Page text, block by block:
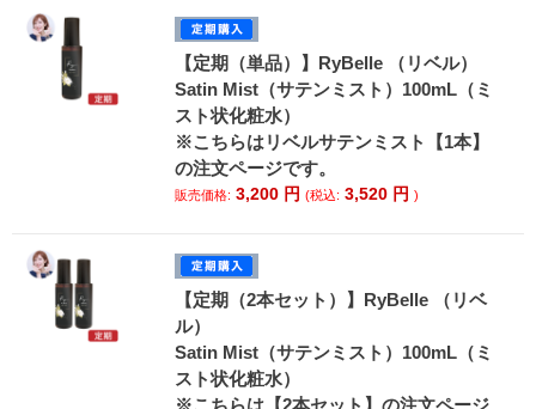
【定期（単品）】RyBelle （リベル）
Satin Mist（サテンミスト）100mL（ミ
スト状化粧水）
※こちらはリベルサテンミスト【1本】
の注文ページです。
販売価格: 3,200 円(税込: 3,520 円)
【定期（2本セット）】RyBelle （リベ
ル）
Satin Mist（サテンミスト）100mL（ミ
スト状化粧水）
※こちらは【2本セット】の注文ページ